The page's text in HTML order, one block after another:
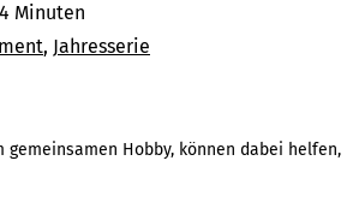
4 Minuten
Jahresserie
Hobby, können dabei helfen,